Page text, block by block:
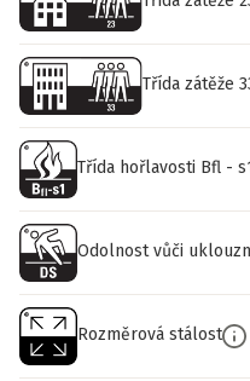
Třída zátěže
Třída hořlavosti Bfl -
Odolnost vůči
Rozměrová stálost